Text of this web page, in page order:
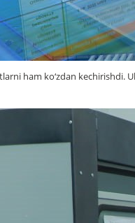
ham ko‘zdan